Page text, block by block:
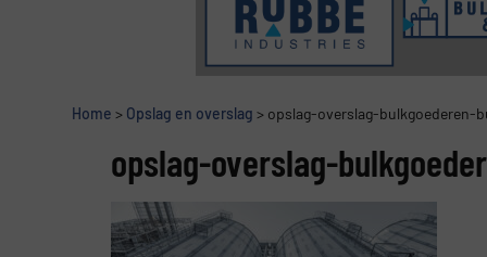
Home > Opslag en overslag > opslag-overslag-bulkgoederen-
opslag-overslag-